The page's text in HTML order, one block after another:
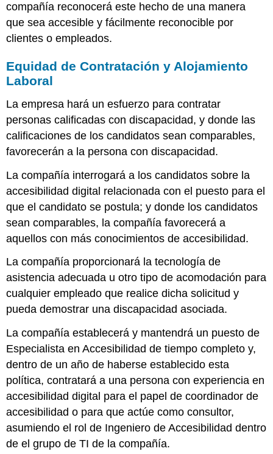
compañía reconocerá este hecho de una manera
que sea accesible y fácilmente reconocible por
clientes o empleados.
Equidad de Contratación y Alojamiento
Laboral
La empresa hará un esfuerzo para contratar
personas calificadas con discapacidad, y donde las
calificaciones de los candidatos sean comparables,
favorecerán a la persona con discapacidad.
La compañía interrogará a los candidatos sobre la
accesibilidad digital relacionada con el puesto para el
que el candidato se postula; y donde los candidatos
sean comparables, la compañía favorecerá a
aquellos con más conocimientos de accesibilidad.
La compañía proporcionará la tecnología de
asistencia adecuada u otro tipo de acomodación para
cualquier empleado que realice dicha solicitud y
pueda demostrar una discapacidad asociada.
La compañía establecerá y mantendrá un puesto de
Especialista en Accesibilidad de tiempo completo y,
dentro de un año de haberse establecido esta
política, contratará a una persona con experiencia en
accesibilidad digital para el papel de coordinador de
accesibilidad o para que actúe como consultor,
asumiendo el rol de Ingeniero de Accesibilidad dentro
de el grupo de TI de la compañía.